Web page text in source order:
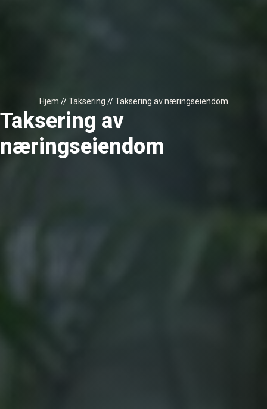
Hjem //Taksering //Taksering av næringseiendom
Taksering av
næringseiendom